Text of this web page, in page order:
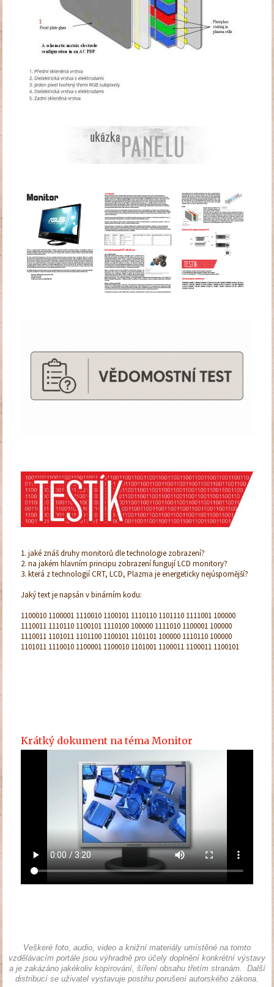
1. jaké znáš druhy monitorů dle technologie zobrazení?
2. na jakém hlavním principu zobrazení fungují LCD monitory?
3. která z technologií CRT, LCD, Plazma je energeticky nejúspornější?
Jaký text je napsán v binárním kodu:
1100010 1100001 1110010 1100101 1110110 1101110 1111001 100000
1110011 1110110 1100101 1110100 100000 1111010 1100001 100000
1110011 1101011 1101100 1100101 1101101 100000 1110110 100000
1101011 1110010 1100001 1100010 1101001 1100011 1100011 1100101
Krátký dokument na téma Monitor
Veškeré foto, audio, video a knižní materiály umístěné na tomto
vzdělávacím portále jsou výhradně pro účely doplnění konkrétní výstavy
a je zakázáno jakékoliv kopírování, šíření obsahu třetím stranám. Další
distribucí se uživatel vystavuje postihu porušení autorského zákona.